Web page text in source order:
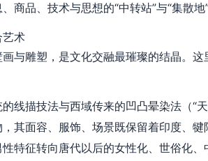
商品、技术与思想的“中转站”与“集散
艺术
与雕塑，是文化交融最璀璨的结晶。
线描技法与西域传来的凹凸晕染法（“
，其面容、服饰、场景既保留着印度、
特征转向唐代以后的女性化、世俗化、